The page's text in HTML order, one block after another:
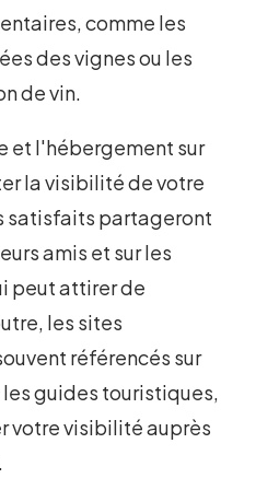
comme les
des vignes ou les
de vin.
et l'hébergement sur
la visibilité de votre
satisfaits partageront
amis et sur les
peut attirer de
les sites
référencés sur
guides touristiques,
votre visibilité auprès